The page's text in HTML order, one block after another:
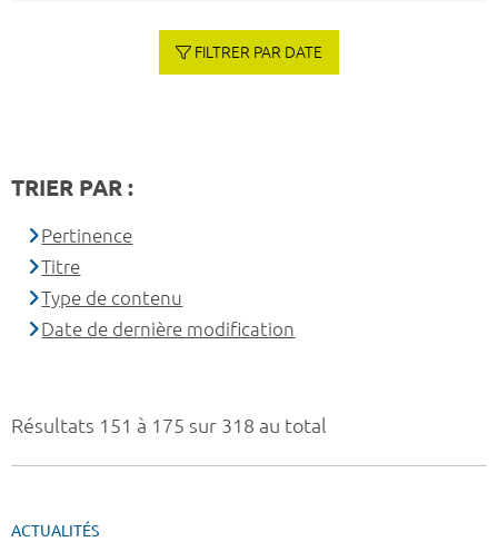
Résultats 151 à 175 sur 318 au total
ACTUALITÉS
FILTRER PAR DATE
TRIER PAR :
Pertinence
Titre
Type de contenu
Date de dernière modification